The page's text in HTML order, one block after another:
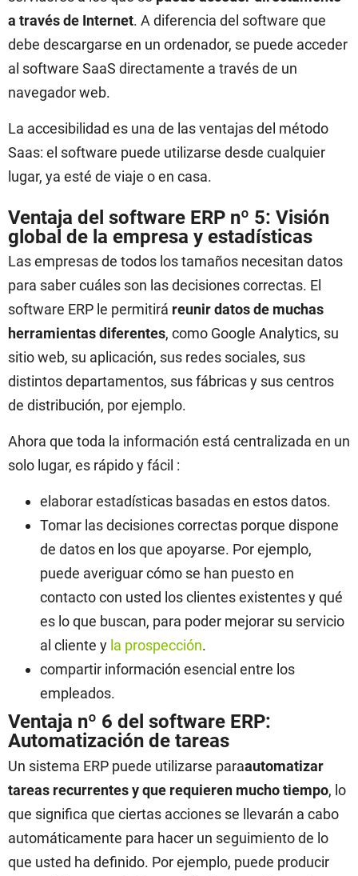
a través de Internet. A diferencia del software que
debe descargarse en un ordenador, se puede acceder
al software SaaS directamente a través de un
navegador web.
La accesibilidad es una de las ventajas del método
Saas: el software puede utilizarse desde cualquier
lugar, ya esté de viaje o en casa.
Ventaja del software ERP nº 5: Visión
global de la empresa y estadísticas
Las empresas de todos los tamaños necesitan datos
para saber cuáles son las decisiones correctas. El
software ERP le permitirá reunir datos de muchas
herramientas diferentes, como Google Analytics, su
sitio web, su aplicación, sus redes sociales, sus
distintos departamentos, sus fábricas y sus centros
de distribución, por ejemplo.
Ahora que toda la información está centralizada en un
solo lugar, es rápido y fácil :
elaborar estadísticas basadas en estos datos.
Tomar las decisiones correctas porque dispone
de datos en los que apoyarse. Por ejemplo,
puede averiguar cómo se han puesto en
contacto con usted los clientes existentes y qué
es lo que buscan, para poder mejorar su servicio
al cliente y la prospección.
compartir información esencial entre los
empleados.
Ventaja nº 6 del software ERP:
Automatización de tareas
Un sistema ERP puede utilizarse paraautomatizar
tareas recurrentes y que requieren mucho tiempo, lo
que significa que ciertas acciones se llevarán a cabo
automáticamente para hacer un seguimiento de lo
que usted ha definido. Por ejemplo, puede producir